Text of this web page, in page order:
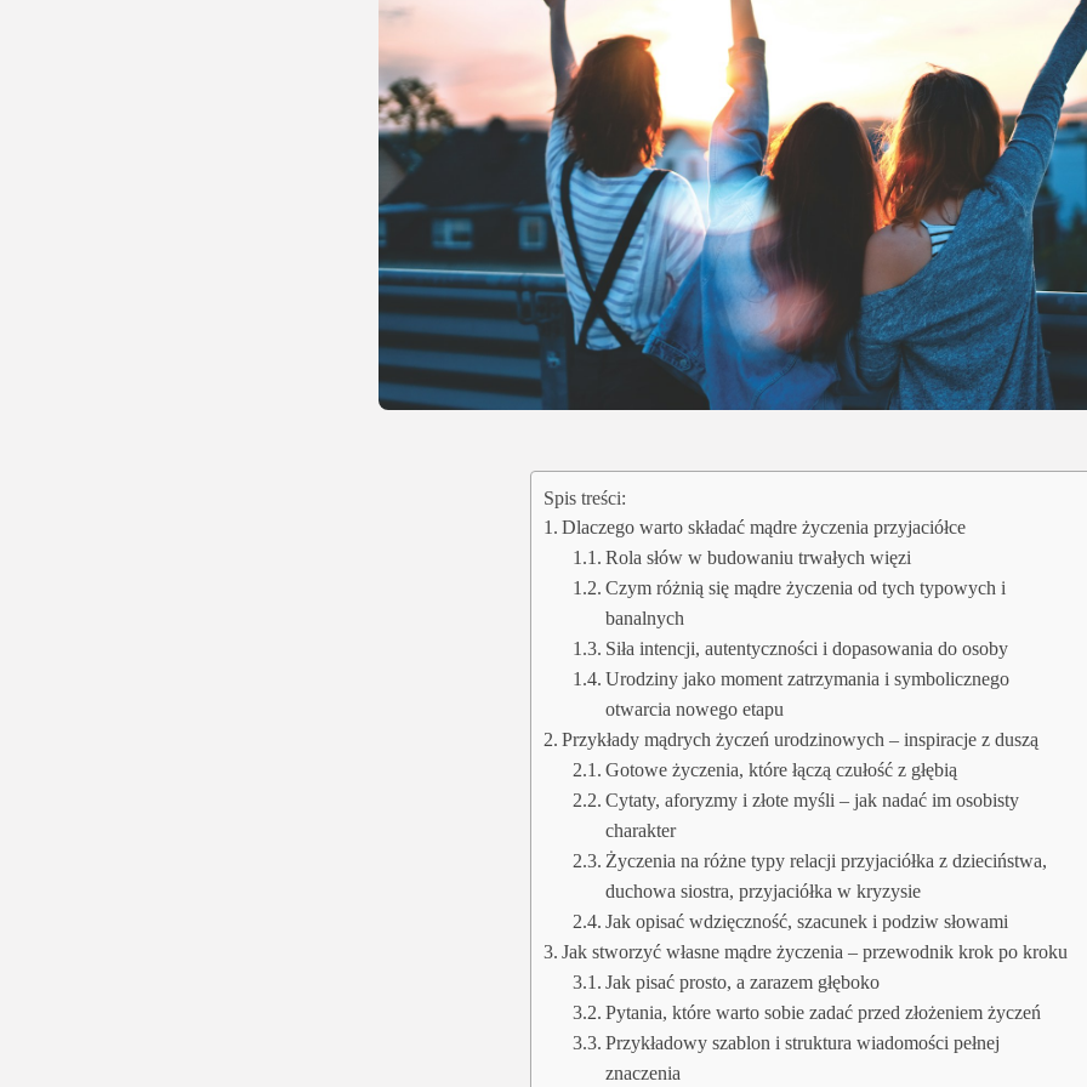
Zakupy i opinie
Zdrowie
Spis treści:
Dlaczego warto składać mądre życzenia przyjaciółce
Rola słów w budowaniu trwałych więzi
Czym różnią się mądre życzenia od tych typowych i
banalnych
Siła intencji, autentyczności i dopasowania do osoby
Urodziny jako moment zatrzymania i symbolicznego
otwarcia nowego etapu
Przykłady mądrych życzeń urodzinowych – inspiracje z duszą
Gotowe życzenia, które łączą czułość z głębią
Cytaty, aforyzmy i złote myśli – jak nadać im osobisty
charakter
Życzenia na różne typy relacji przyjaciółka z dzieciństwa,
duchowa siostra, przyjaciółka w kryzysie
Jak opisać wdzięczność, szacunek i podziw słowami
Jak stworzyć własne mądre życzenia – przewodnik krok po kroku
Jak pisać prosto, a zarazem głęboko
Pytania, które warto sobie zadać przed złożeniem życzeń
Przykładowy szablon i struktura wiadomości pełnej
znaczenia